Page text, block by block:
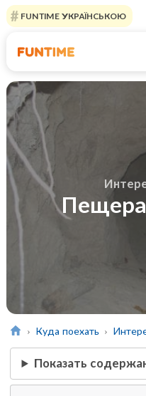
FUNTIME УКРАЇНСЬКОЮ
Пещера
Куда поехать
Показать